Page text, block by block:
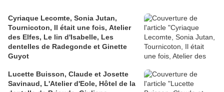
Cyriaque Lecomte, Sonia Jutan,
Tournicoton, Il était une fois, Atelier
des Elfes, Le lin d'Isabelle, Les
dentelles de Radegonde et Ginette
Guyot
Lucette Buisson, Claude et Josette
Savinaud, L'Atelier d'Eole, Hôtel de la